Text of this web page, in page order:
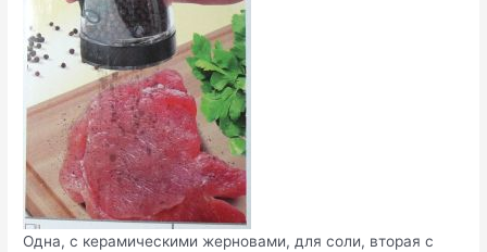
Одна, с керамическими жерновами, для соли, вторая с